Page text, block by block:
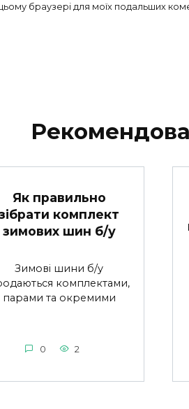
браузері для моїх подальших
Як правильно
комплект
зимових шин б/у
Зимові шини б/у
комплектами,
парами та окремими
0 2